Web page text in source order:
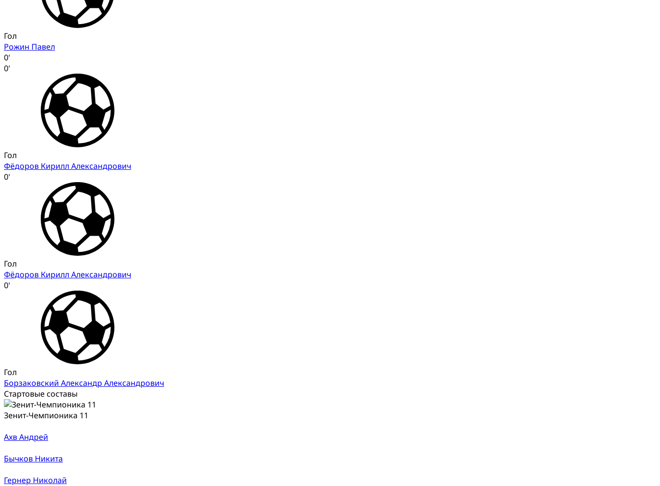
Гол
Рожин Павел
0'
0'
Гол
Фёдоров Кирилл Александрович
0'
Гол
Фёдоров Кирилл Александрович
0'
Гол
Борзаковский Александр Александрович
Стартовые составы
Зенит-Чемпионика 11
Ахв Андрей
Бычков Никита
Гернер Николай